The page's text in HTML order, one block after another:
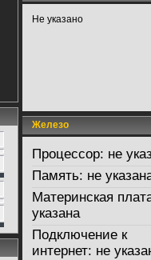
Не указано
Железо
Процессор: не
Память: не
Материнская
указана
Подключение к
интернет: не